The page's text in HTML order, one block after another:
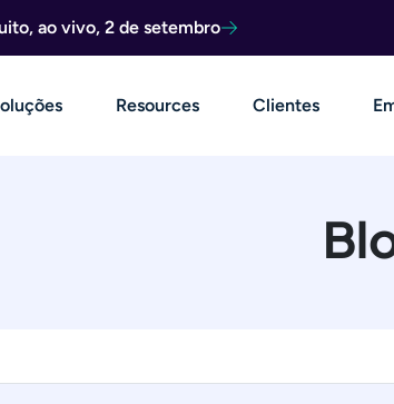
ao vivo, 2 de setembro
Resources Clientes